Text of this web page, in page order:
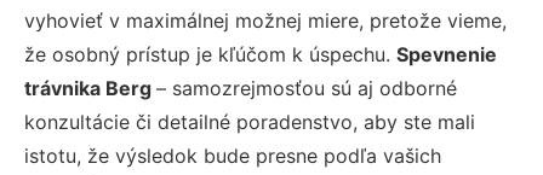
vyhovieť v maximálnej možnej miere, pretože vieme,
že osobný prístup je kľúčom k úspechu. Spevnenie
trávnika Berg – samozrejmosťou sú aj odborné
konzultácie či detailné poradenstvo, aby ste mali
istotu, že výsledok bude presne podľa vašich